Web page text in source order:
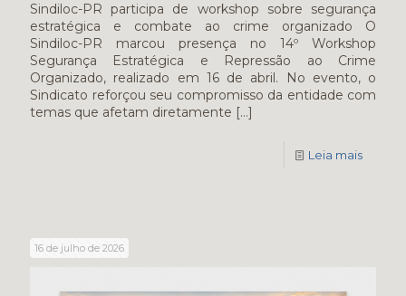
Sindiloc-PR participa de workshop sobre segurança
estratégica e combate ao crime organizado O
Sindiloc-PR marcou presença no 14º Workshop
Segurança Estratégica e Repressão ao Crime
Organizado, realizado em 16 de abril. No evento, o
Sindicato reforçou seu compromisso da entidade com
temas que afetam diretamente […]
Leia mais
16 de julho de 2026